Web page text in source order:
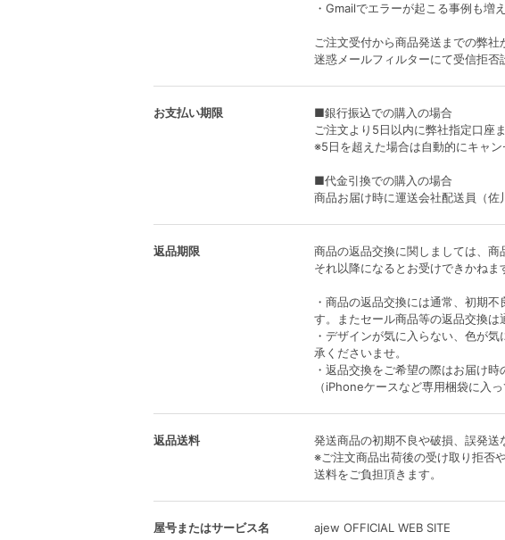
・Gmailでエラーが起こる事例も増
ご注文受付から商品発送までの弊
迷惑メールフィルターにて受信拒否
お支払い期限
■銀行振込での購入の場合
ご注文より5日以内に弊社指定口座
※5日を超えた場合は自動的にキャ
■代金引換での購入の場合
商品お届け時に運送会社配送員（佐
返品期限
商品の返品交換に関しましては、商
それ以降になるとお受けできかねま
・商品の返品交換には通常、初期
す。またセール商品等の返品交換は
・デザインが気に入らない、色が
承くださいませ。
・返品交換をご希望の際はお届け
（iPhoneケースなど専用梱袋に入
返品送料
発送商品の初期不良や破損、誤発送
※ご注文商品出荷後の受け取り拒否
送料をご負担頂きます。
屋号またはサービス名 ajew OFFICIAL WEB SITE